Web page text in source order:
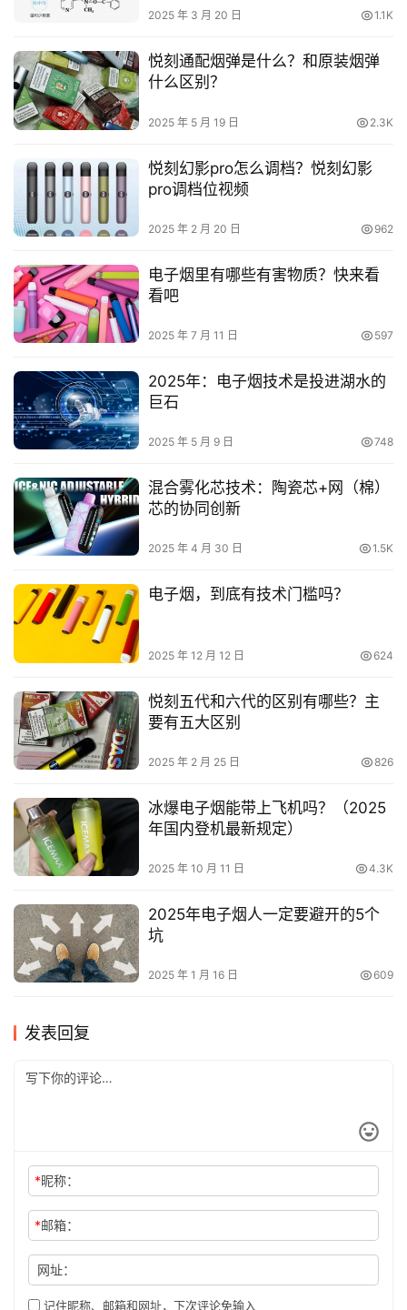
2025 年 3 月 20 日 1.1K
悦刻通配烟弹是什么？和原装烟弹
什么区别？
2025 年 5 月 19 日 2.3K
悦刻幻影pro怎么调档？悦刻幻影
pro调档位视频
2025 年 2 月 20 日 962
电子烟里有哪些有害物质？快来看
看吧
2025 年 7 月 11 日 597
2025年：电子烟技术是投进湖水的
巨石
2025 年 5 月 9 日 748
混合雾化芯技术：陶瓷芯+网（棉）
芯的协同创新
2025 年 4 月 30 日 1.5K
电子烟，到底有技术门槛吗？
2025 年 12 月 12 日 624
悦刻五代和六代的区别有哪些？主
要有五大区别
2025 年 2 月 25 日 826
冰爆电子烟能带上飞机吗？（2025
年国内登机最新规定）
2025 年 10 月 11 日 4.3K
2025年电子烟人一定要避开的5个
坑
2025 年 1 月 16 日 609
发表回复
*昵称：
*邮箱：
网址：
记住昵称、邮箱和网址，下次评论免输入